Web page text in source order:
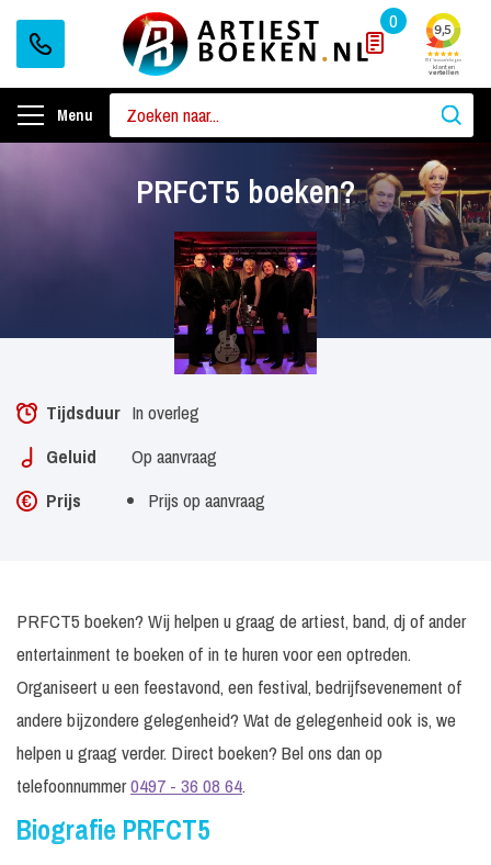
0
Menu
PRFCT5 boeken?
Tijdsduur In overleg
Geluid
Op aanvraag
Prijs
Prijs op aanvraag
PRFCT5 boeken? Wij helpen u graag de artiest, band, dj of ander
entertainment te boeken of in te huren voor een optreden.
Organiseert u een feestavond, een festival, bedrijfsevenement of
andere bijzondere gelegenheid? Wat de gelegenheid ook is, we
helpen u graag verder. Direct boeken? Bel ons dan op
telefoonnummer0497 - 36 08 64.
Biografie PRFCT5